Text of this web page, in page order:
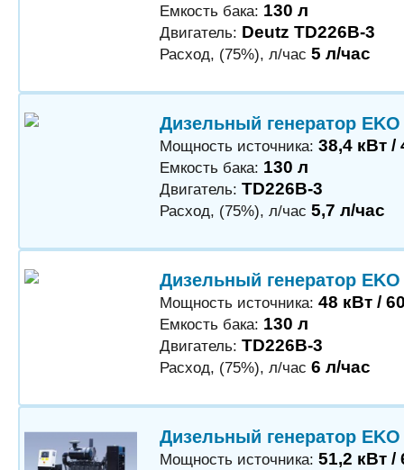
Емкость бака: 130 л
Двигатель: Deutz TD226B-3
Расход, (75%), л/час 5 л/час
Дизельный генератор EKO
Мощность источника: 38,4 кВт /
Емкость бака: 130 л
Двигатель: TD226B-3
Расход, (75%), л/час 5,7 л/час
Дизельный генератор EKO
Мощность источника: 48 кВт /
Емкость бака: 130 л
Двигатель: TD226B-3
Расход, (75%), л/час 6 л/час
Дизельный генератор EKO
Мощность источника: 51,2 кВт /